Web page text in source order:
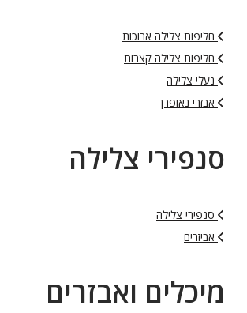
חליפות צלילה ארוכות
חליפות צלילה קצרות
נעלי צלילה
אבזרי נאופרן
סנפירי צלילה
סנפירי צלילה
אביזרים
מיכלים ואבזרים